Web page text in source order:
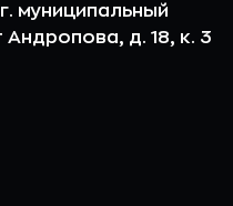
муниципальный
д. 18, к. 3